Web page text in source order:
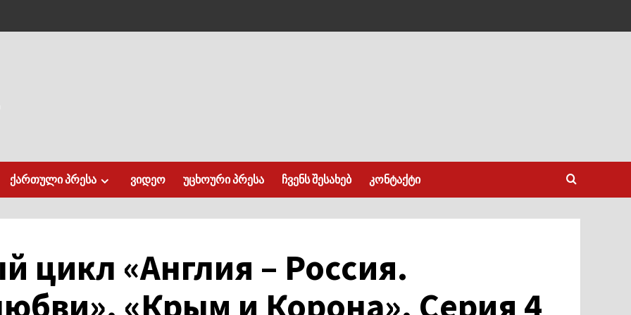
ქართული პრესა ვიდეო უცხოური პრესა ჩვენს შესახებ კონტაქტი
цикл «Англия – Россия.
«Крым и Корона». Серия 4